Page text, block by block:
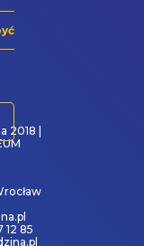
2018 |
12 85